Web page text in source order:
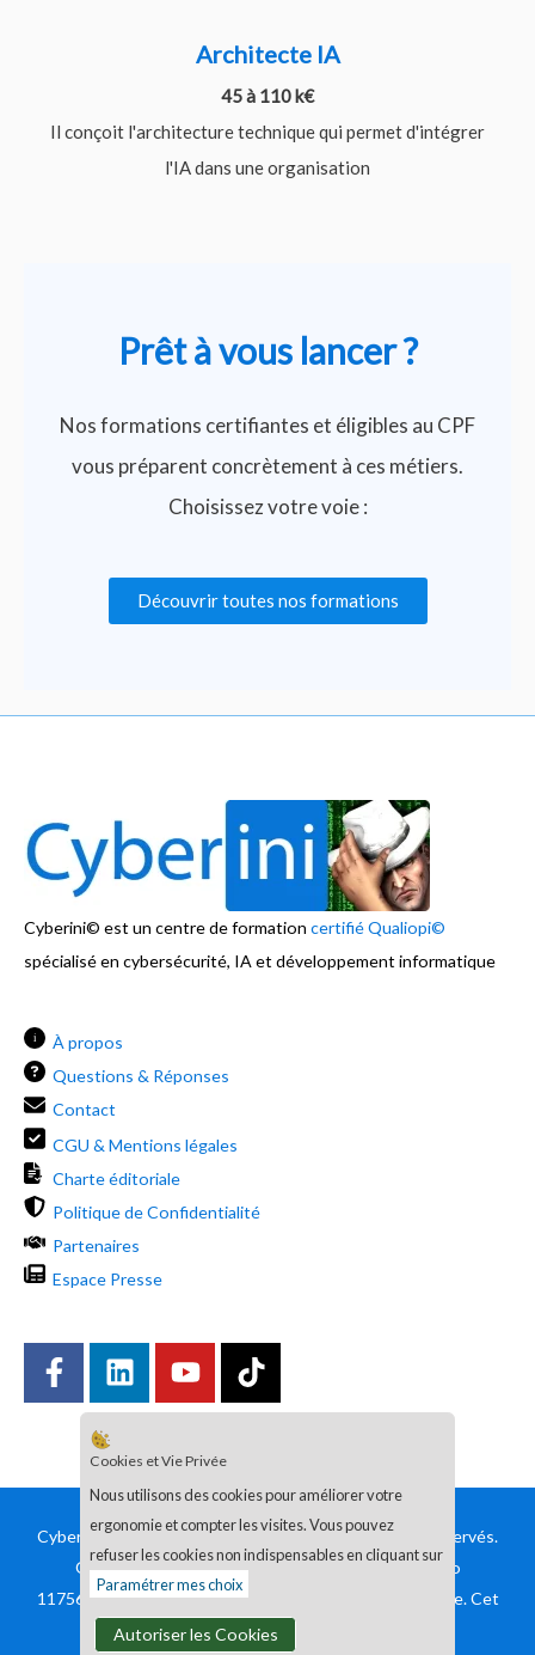
Architecte IA
45 à 110 k€
Il conçoit l'architecture technique qui permet d'intégrer
l'IA dans une organisation
Prêt à vous lancer ?
Nos formations certifiantes et éligibles au CPF
vous préparent concrètement à ces métiers.
Choisissez votre voie :
Découvrir toutes nos formations
Cyberini© est un centre de formation certifié Qualiopi©
spécialisé en cybersécurité, IA et développement informatique
i
À propos
Questions & Réponses
Contact
CGU & Mentions légales
Charte éditoriale
Politique de Confidentialité
Partenaires
Espace Presse
Cyberini® est une marque déposée. © Tous Droits Réservés.
Organisme de formation enregistré sous le numéro
11756144875 auprès du préfet de région d’Ile-de-France. Cet
enregistrement ne vaut pas agrément de l’État.
Cookies et Vie Privée
Nous utilisons des cookies pour améliorer votre
ergonomie et compter les visites. Vous pouvez
refuser les cookies non indispensables en cliquant sur
Paramétrer mes choix
Autoriser les Cookies